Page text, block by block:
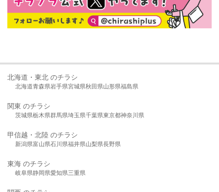
北海道・東北 のチラシ
北海道青森県岩手県宮城県秋田県山形県福島県
関東 のチラシ
茨城県栃木県群馬県埼玉県千葉県東京都神奈川県
甲信越・北陸 のチラシ
新潟県富山県石川県福井県山梨県長野県
東海 のチラシ
岐阜県静岡県愛知県三重県